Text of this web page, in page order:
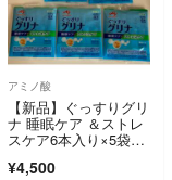
アミノ酸
【新品】ぐっすりグリ
ナ 睡眠ケア ＆ストレ
スケア6本入り×5袋
¥4,500